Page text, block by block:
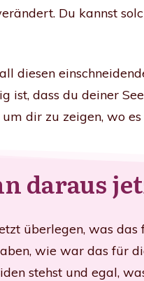
Du kannst
diesen
ist, dass du deiner
dir zu zeigen, wo
daraus
überlegen, was
wie war das für
stehst und egal,